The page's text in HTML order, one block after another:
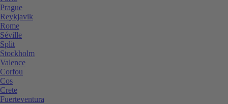
Prague
Reykjavik
Rome
Séville
Split
Stockholm
Valence
Corfou
Cos
Crete
Fuerteventura